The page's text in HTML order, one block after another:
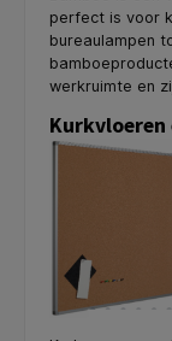
perfect is voor
bureaulampen
werkruimte en